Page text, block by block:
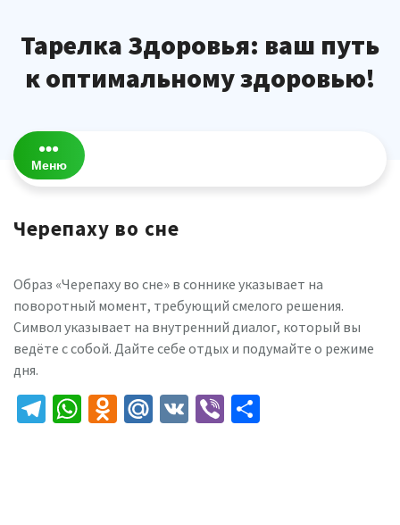
содержимому
Тарелка Здоровья: ваш путь
к оптимальному здоровью!
Меню
Черепаху во сне
Образ «Черепаху во сне» в соннике указывает на
поворотный момент, требующий смелого решения.
Символ указывает на внутренний диалог, который вы
ведёте с собой. Дайте себе отдых и подумайте о режиме
дня.
Telegram
WhatsApp
Odnoklassniki
Mail.Ru
VK Viber